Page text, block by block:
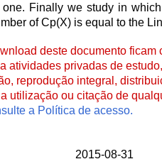
Finally we study in
of Cp(X) is equal to the
deste documento
atividades privadas de
reprodução integral,
utilização ou citação de
a Política de acesso.
2015-08-31